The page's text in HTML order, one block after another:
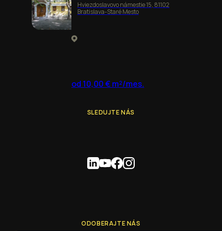
Hviezdoslavovo námestie 15, 81102
Bratislava-Staré Mesto
od 10,00 € m²/mes.
SLEDUJTE NÁS
ODOBERAJTE NÁS